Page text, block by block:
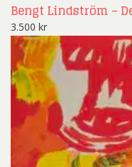
Bengt Lindström –
3.500 kr